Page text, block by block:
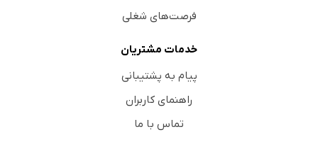
فرصت‌های شغلی
خدمات مشتریان
پیام به پشتیبانی
راهنمای کاربران
تماس با ما